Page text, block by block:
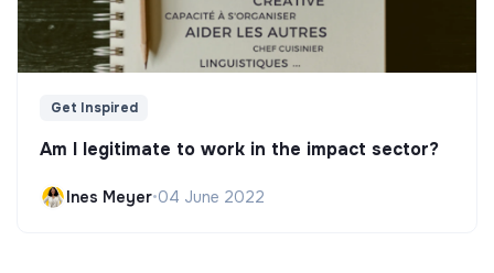
Get Inspired
Am I legitimate to work in the impact sector?
Ines Meyer•04 June 2022